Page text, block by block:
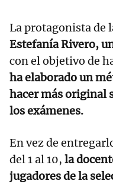
La protagonista de
Estefanía Rivero,
con el objetivo de
ha elaborado un
hacer más original
los exámenes.
En vez de
del 1 al 10, la
jugadores de la